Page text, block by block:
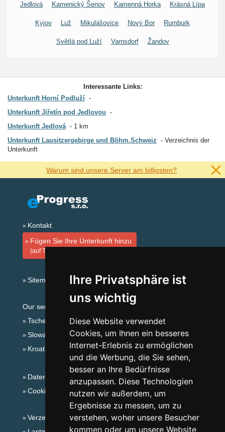
Ihre Privatsphäre ist
uns wichtig
Diese Website verwendet
Cookies, um Ihnen ein besseres
Internet-Erlebnis zu ermöglichen
und die Werbung, die Sie sehen,
besser an Ihre Bedürfnisse
anzupassen. Diese Technologien
nutzen wir außerdem, um
Ergebnisse zu messen, um zu
verstehen, woher unsere Besucher
kommen oder um unsere Website
Jedlová Kamenický Šenov Kamenná Horka Krásná Lípa
Kyjov Luž Mikulášovice Nový Bor Rumburk
Světlá pod Luží Varnsdorf Žandov
Interessante Links:
Unterkunft Horní Podluží
Unterkunft Jiřetín pod Jedlovou
Unterkunft Jedlová
1 km
Unterkunft Lausitzergebirge und Böhm.Schweiz
Verzeichnis der
Unterkunft
Warum sind unsere Server am billigsten?
Kontakt
Fügen Sie Ihre Unterkunft hinzu
(auf Tschechisch)
Sitemap
Our servers:
Tschechische Gebirge
Slowakische Gebirge
Kroatien
Datenschutz
Cookies
Verzeichnis der Unterkunft